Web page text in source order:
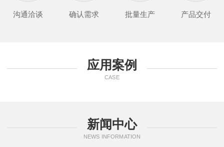
沟通洽谈 确认需求 批量生产 产品交付
应用案例
CASE
新闻中心
NEWS INFORMATION